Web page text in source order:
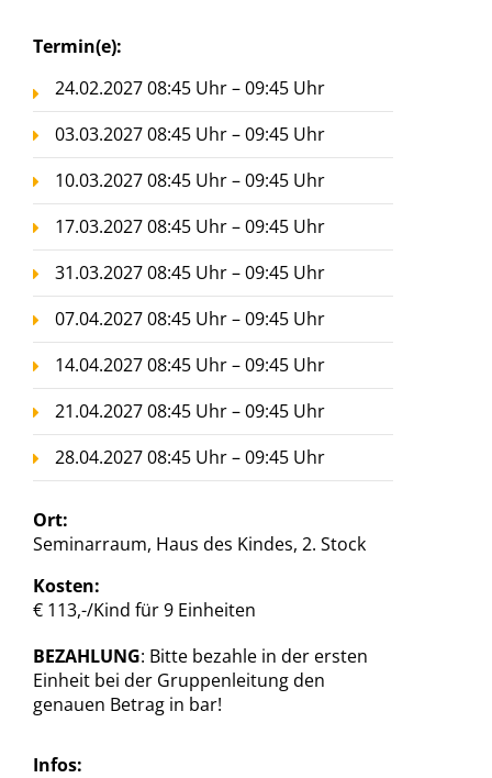
Termin(e):
24.02.2027 08:45 Uhr – 09:45 Uhr
03.03.2027 08:45 Uhr – 09:45 Uhr
10.03.2027 08:45 Uhr – 09:45 Uhr
17.03.2027 08:45 Uhr – 09:45 Uhr
31.03.2027 08:45 Uhr – 09:45 Uhr
07.04.2027 08:45 Uhr – 09:45 Uhr
14.04.2027 08:45 Uhr – 09:45 Uhr
21.04.2027 08:45 Uhr – 09:45 Uhr
28.04.2027 08:45 Uhr – 09:45 Uhr
Ort:
Seminarraum, Haus des Kindes, 2. Stock
Kosten:
€ 113,-/Kind für 9 Einheiten
BEZAHLUNG: Bitte bezahle in der ersten
Einheit bei der Gruppenleitung den
genauen Betrag in bar!
Infos: